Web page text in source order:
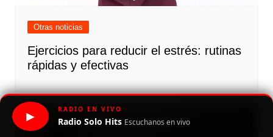
Otras noticias
Ejercicios para reducir el estrés: rutinas
rápidas y efectivas
▶
RADIO EN VIVO
Radio Solo Hits Escuchanos en vivo